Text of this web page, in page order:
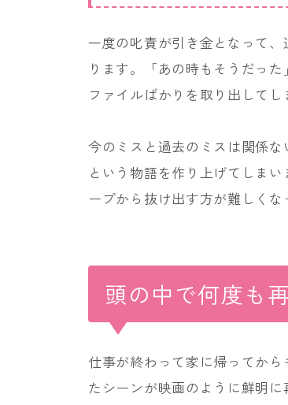
一度の叱責が引き金となって
ります。「あの時もそうだっ
ファイルばかりを取り出してし
今のミスと過去のミスは関係な
という物語を作り上げてしま
ープから抜け出す方が難しくな
頭の中で何度も
仕事が終わって家に帰ってか
たシーンが映画のように鮮明